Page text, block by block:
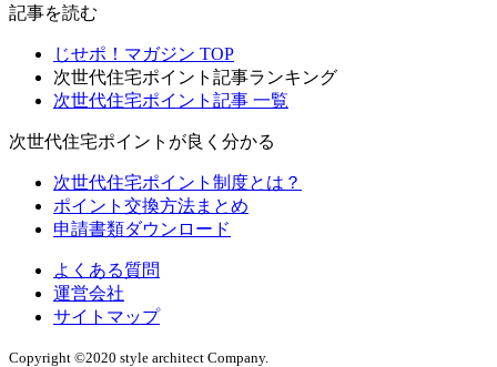
記事を読む
じせポ！マガジン TOP
次世代住宅ポイント記事ランキング
次世代住宅ポイント記事 一覧
次世代住宅ポイントが良く分かる
次世代住宅ポイント制度とは？
ポイント交換方法まとめ
申請書類ダウンロード
よくある質問
運営会社
サイトマップ
Copyright ©2020 style architect Company.